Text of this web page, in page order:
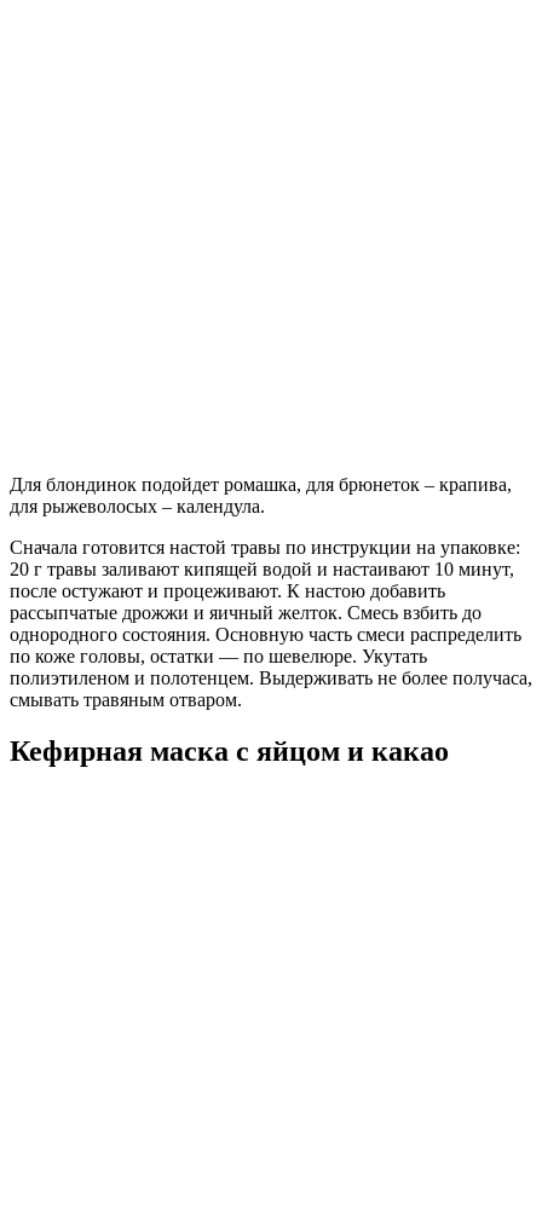
Для блондинок подойдет ромашка, для брюнеток – крапива,
для рыжеволосых – календула.
Сначала готовится настой травы по инструкции на упаковке:
20 г травы заливают кипящей водой и настаивают 10 минут,
после остужают и процеживают. К настою добавить
рассыпчатые дрожжи и яичный желток. Смесь взбить до
однородного состояния. Основную часть смеси распределить
по коже головы, остатки — по шевелюре. Укутать
полиэтиленом и полотенцем. Выдерживать не более получаса,
смывать травяным отваром.
Кефирная маска с яйцом и какао